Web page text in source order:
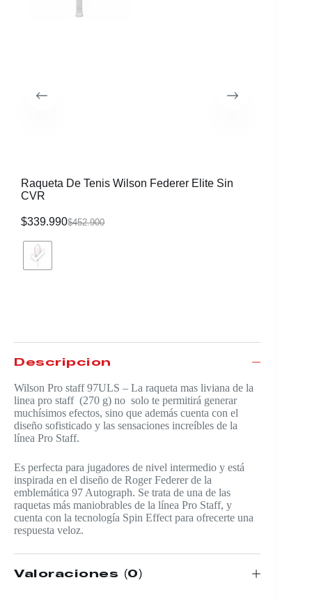
Raqueta De Tenis Wilson Federer Elite Sin
CVR
$452.900
$339.990
Descripción
Wilson Pro staff 97ULS – La raqueta mas liviana de la
linea pro staff (270 g) no solo te permitirá generar
muchísimos efectos, sino que además cuenta con el
diseño sofisticado y las sensaciones increíbles de la
línea Pro Staff.
Es perfecta para jugadores de nivel intermedio y está
inspirada en el diseño de Roger Federer de la
emblemática 97 Autograph. Se trata de una de las
raquetas más maniobrables de la línea Pro Staff, y
cuenta con la tecnología Spin Effect para ofrecerte una
respuesta veloz.
Valoraciones (0)